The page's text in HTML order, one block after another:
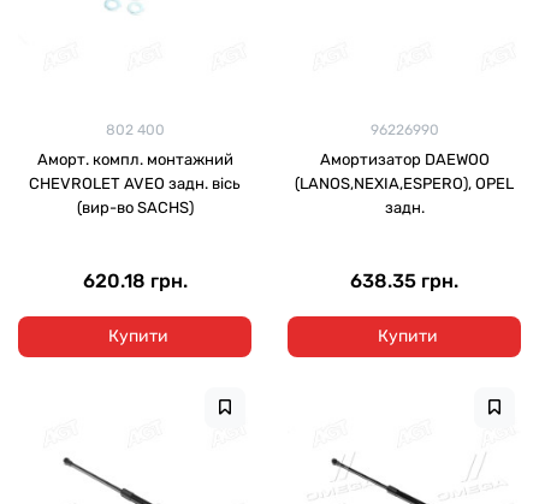
802 400
Аморт. компл. монтажний
CHEVROLET AVEO задн. вісь
(вир-во SACHS)
620.18 грн.
Купити
96226990
Амортизатор DAEWOO
(LANOS,NEXIA,ESPERO), OPEL
задн.
638.35 грн.
Купити